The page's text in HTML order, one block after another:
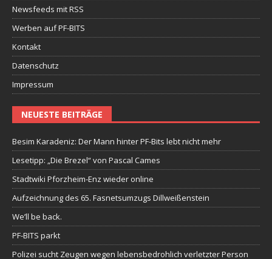
Newsfeeds mit RSS
Werben auf PF-BITS
Kontakt
Datenschutz
Impressum
NEUESTE BEITRÄGE
Besim Karadeniz: Der Mann hinter PF-Bits lebt nicht mehr
Lesetipp: „Die Brezel“ von Pascal Cames
Stadtwiki Pforzheim-Enz wieder online
Aufzeichnung des 65. Fasnetsumzugs Dillweißenstein
We’ll be back.
PF-BITS parkt
Polizei sucht Zeugen wegen lebensbedrohlich verletzter Person